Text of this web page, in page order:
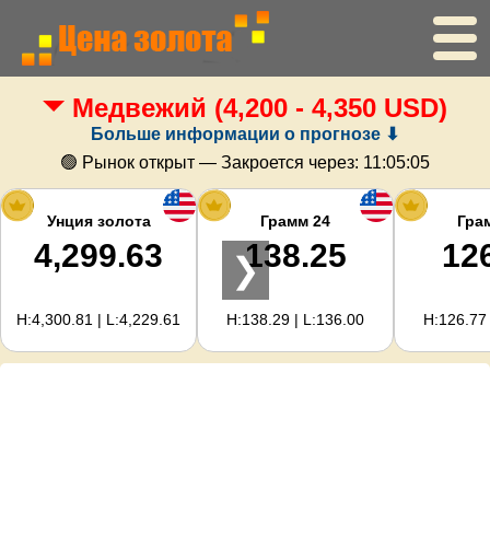
Главная
Цена золота
Цена серебра
Калькулятор золота
Для вебмастеров
Медвежий (4,200 - 4,350 USD)
Больше информации о прогнозе ⬇
🟢 Рынок открыт — Закроется через: 11:05:05
Унция золота
4,299.63
H:4,300.81 | L:4,229.61
Грамм 24
138.25
H:138.29 | L:136.00
❯